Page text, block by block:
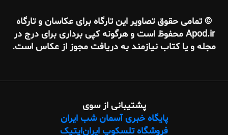
© تمامی حقوق تصاویر این تارگاه برای عکاسان و تارگاه
Apod.ir محفوظ است و هرگونه کپی برداری برای درج در
مجله و یا کتاب نیازمند به دریافت مجوز از عکاس است.
پشتیبانی از سوی
پایگاه خبری آسمان شب ایران
فروشگاه تلسکوپ ایران‌اپتیک